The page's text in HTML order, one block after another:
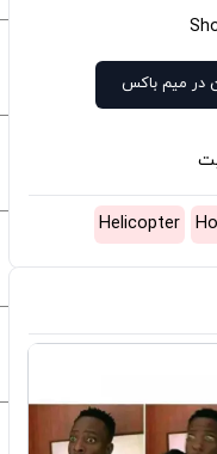
در میم باکس
Helicopter